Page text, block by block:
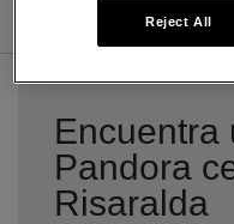
Encuentra
Pandora
Risaralda
Reject All